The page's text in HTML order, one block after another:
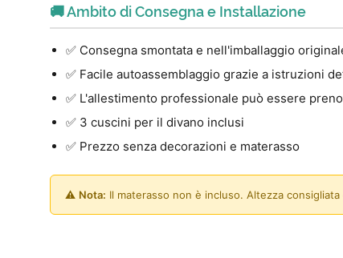
🚚 Ambito di Consegna e Installazione
✅ Consegna smontata e nell'imballaggio
✅ Facile autoassemblaggio grazie a istruzioni
✅ L'allestimento professionale può essere
✅ 3 cuscini per il divano inclusi
✅ Prezzo senza decorazioni e materasso
⚠️ Nota: Il materasso non è incluso. Altezza